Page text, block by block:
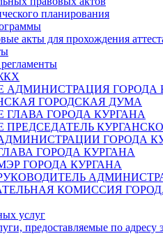
планирования
акты для прохождения
АДМИНИСТРАЦИЯ ГОРОДА
ГОРОДСКАЯ ДУМА
ГОРОДА КУРГАНА
ПРЕДСЕДАТЕЛЬ
ГОРОДА
ГОРОДА КУРГАНА
ГОРОДА КУРГАНА
КОМИССИЯ
услуг
предоставляемые по адресу